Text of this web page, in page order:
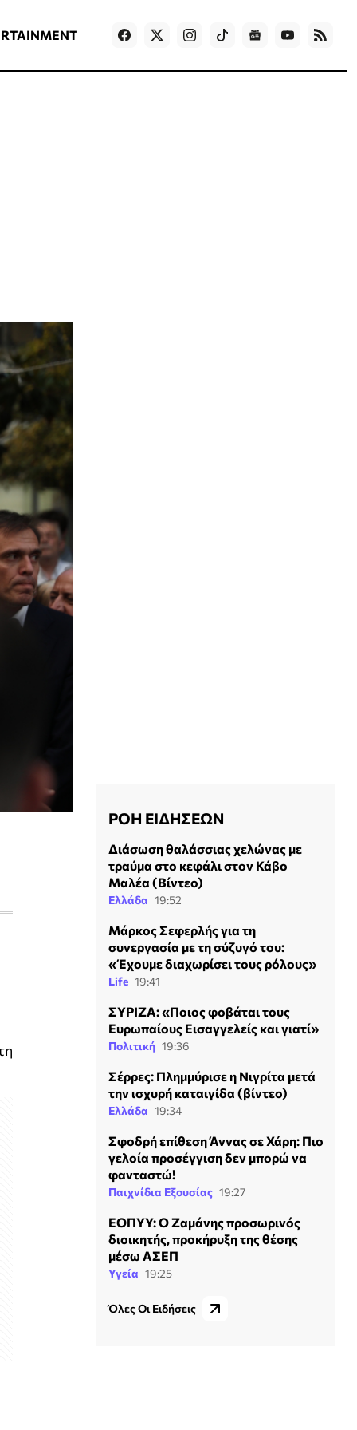
Games
ΡΟΗ ΕΙΔΗΣΕΩΝ
Διάσωση θαλάσσιας χελώνας με
τραύμα στο κεφάλι στον Κάβο
Μαλέα (Βίντεο)
Ελλάδα 19:52
Μάρκος Σεφερλής για τη
συνεργασία με τη σύζυγό του:
«Έχουμε διαχωρίσει τους ρόλους»
Life 19:41
ΣΥΡΙΖΑ: «Ποιος φοβάται τους
Ευρωπαίους Εισαγγελείς και γιατί»
Πολιτική 19:36
Σέρρες: Πλημμύρισε η Νιγρίτα μετά
την ισχυρή καταιγίδα (βίντεο)
Ελλάδα 19:34
Σφοδρή επίθεση Άννας σε Χάρη: Πιο
γελοία προσέγγιση δεν μπορώ να
φανταστώ!
Παιχνίδια Εξουσίας 19:27
ΕΟΠΥΥ: Ο Ζαμάνης προσωρινός
διοικητής, προκήρυξη της θέσης
μέσω ΑΣΕΠ
Υγεία 19:25
Όλες Οι Ειδήσεις